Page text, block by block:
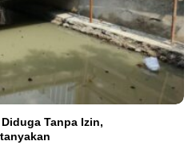
Tanpa Izin,